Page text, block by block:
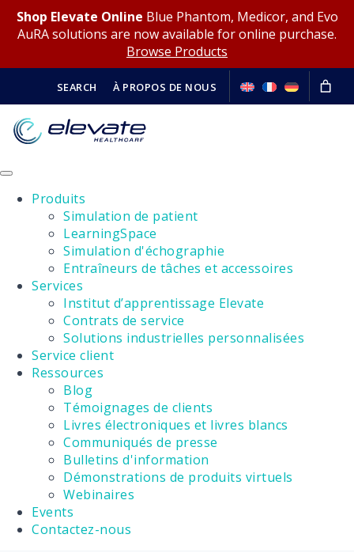
Shop Elevate Online Blue Phantom, Medicor, and Evo
AuRA solutions are now available for online purchase.
Browse Products
SEARCH À PROPOS DE NOUS
Produits
Simulation de patient
LearningSpace
Simulation d'échographie
Entraîneurs de tâches et accessoires
Services
Institut d’apprentissage Elevate
Contrats de service
Solutions industrielles personnalisées
Service client
Ressources
Blog
Témoignages de clients
Livres électroniques et livres blancs
Communiqués de presse
Bulletins d'information
Démonstrations de produits virtuels
Webinaires
Events
Contactez-nous